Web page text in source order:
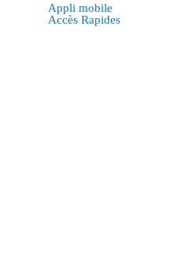
Appli mobile
Accès Rapides